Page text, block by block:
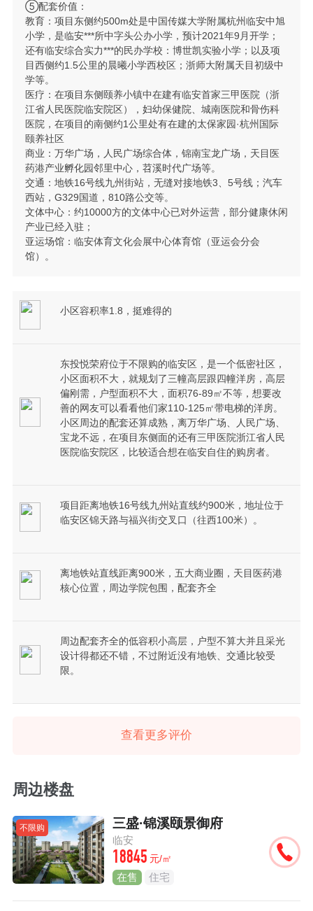
⑤配套价值：
教育：项目东侧约500m处是中国传媒大学附属杭州临安中旭
小学，是临安***所中字头公办小学，预计2021年9月开学；
还有临安综合实力***的民办学校：博世凯实验小学；以及项
目西侧约1.5公里的晨曦小学西校区；浙师大附属天目初级中
学等。
医疗：在项目东侧颐养小镇中在建有临安首家三甲医院（浙
江省人民医院临安院区），妇幼保健院、城南医院和骨伤科
医院，在项目的南侧约1公里处有在建的太保家园·杭州国际
颐养社区
商业：万华广场，人民广场综合体，锦南宝龙广场，天目医
药港产业孵化园邻里中心，苕溪时代广场等。
交通：地铁16号线九州街站，无缝对接地铁3、5号线；汽车
西站，G329国道，810路公交等。
文体中心：约10000方的文体中心已对外运营，部分健康休闲
产业已经入驻；
亚运场馆：临安体育文化会展中心体育馆（亚运会分会
馆）。
小区容积率1.8，挺难得的
东投悦荣府位于不限购的临安区，是一个低密社区，
小区面积不大，就规划了三幢高层跟四幢洋房，高层
偏刚需，户型面积不大，面积76-89㎡不等，想要改
善的网友可以看看他们家110-125㎡带电梯的洋房。
小区周边的配套还算成熟，离万华广场、人民广场、
宝龙不远，在项目东侧面的还有三甲医院浙江省人民
医院临安院区，比较适合想在临安自住的购房者。
项目距离地铁16号线九州站直线约900米，地址位于
临安区锦天路与福兴街交叉口（往西100米）。
离地铁站直线距离900米，五大商业圈，天目医药港
核心位置，周边学院包围，配套齐全
周边配套齐全的低容积小高层，户型不算大并且采光
设计得都还不错，不过附近没有地铁、交通比较受
限。
查看更多评价
周边楼盘
不限购 三盛·锦溪颐景御府
临安
18845 元/㎡
在售 住宅